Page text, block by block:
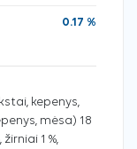
0.17 %
kepenys,
mėsa) 18
žirniai 1 %,